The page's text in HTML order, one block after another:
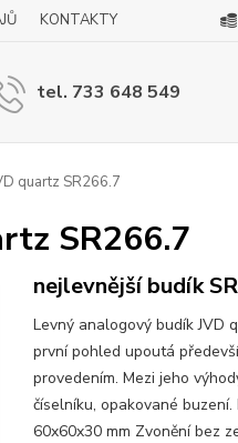
KONTAKTY
tel. 733 648 549
quartz SR266.7
SR266.7
nejlevnější budík
Levný analogový budík JVD
první pohled upoutá
provedením. Mezi jeho
číselníku, opakované
60x60x30 mm Zvonění bez